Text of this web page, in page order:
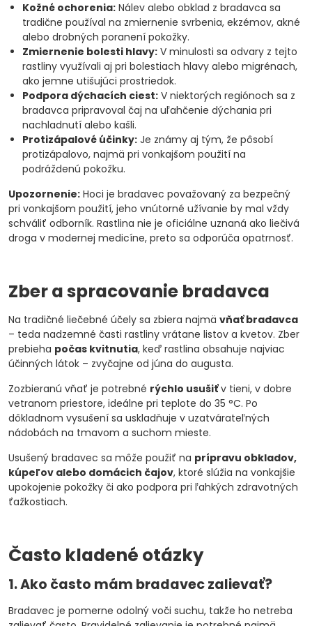
Kožné ochorenia: Nálev alebo obklad z bradavca sa
tradične používal na zmiernenie svrbenia, ekzémov, akné
alebo drobných poranení pokožky.
Zmiernenie bolesti hlavy: V minulosti sa odvary z tejto
rastliny využívali aj pri bolestiach hlavy alebo migrénach,
ako jemne utišujúci prostriedok.
Podpora dýchacích ciest: V niektorých regiónoch sa z
bradavca pripravoval čaj na uľahčenie dýchania pri
nachladnutí alebo kašli.
Protizápalové účinky: Je známy aj tým, že pôsobí
protizápalovo, najmä pri vonkajšom použití na
podráždenú pokožku.
Upozornenie: Hoci je bradavec považovaný za bezpečný
pri vonkajšom použití, jeho vnútorné užívanie by mal vždy
schváliť odborník. Rastlina nie je oficiálne uznaná ako liečivá
droga v modernej medicíne, preto sa odporúča opatrnosť.
Zber a spracovanie bradavca
Na tradičné liečebné účely sa zbiera najmä vňať bradavca
– teda nadzemné časti rastliny vrátane listov a kvetov. Zber
prebieha počas kvitnutia, keď rastlina obsahuje najviac
účinných látok – zvyčajne od júna do augusta.
Zozbieranú vňať je potrebné rýchlo usušiťv tieni, v dobre
vetranom priestore, ideálne pri teplote do 35 °C. Po
dôkladnom vysušení sa uskladňuje v uzatvárateľných
nádobách na tmavom a suchom mieste.
Usušený bradavec sa môže použiť na prípravu obkladov,
kúpeľov alebo domácich čajov, ktoré slúžia na vonkajšie
upokojenie pokožky či ako podpora pri ľahkých zdravotných
ťažkostiach.
Často kladené otázky
1. Ako často mám bradavec zalievať?
Bradavec je pomerne odolný voči suchu, takže ho netreba